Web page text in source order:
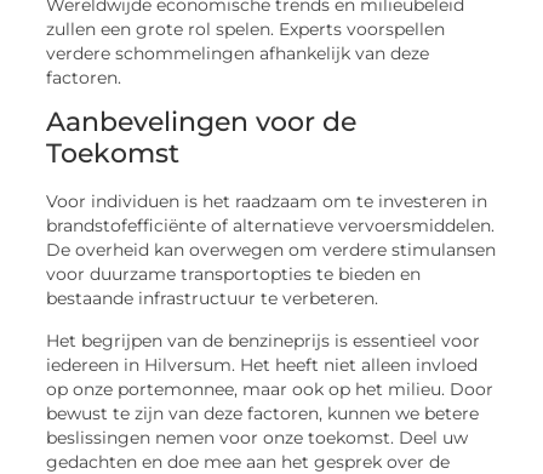
Wereldwijde economische trends en milieubeleid
zullen een grote rol spelen. Experts voorspellen
verdere schommelingen afhankelijk van deze
factoren.
Aanbevelingen voor de
Toekomst
Voor individuen is het raadzaam om te investeren in
brandstofefficiënte of alternatieve vervoersmiddelen.
De overheid kan overwegen om verdere stimulansen
voor duurzame transportopties te bieden en
bestaande infrastructuur te verbeteren.
Het begrijpen van de benzineprijs is essentieel voor
iedereen in Hilversum. Het heeft niet alleen invloed
op onze portemonnee, maar ook op het milieu. Door
bewust te zijn van deze factoren, kunnen we betere
beslissingen nemen voor onze toekomst. Deel uw
gedachten en doe mee aan het gesprek over de